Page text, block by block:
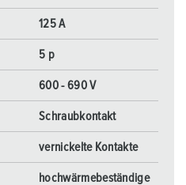
125 A
5 p
600 - 690 V
Schraubkontakt
vernickelte Kontakte
hochwärmebeständige